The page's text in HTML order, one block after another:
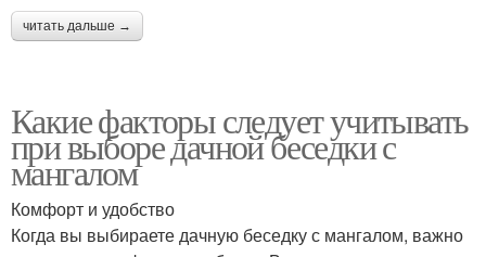
читать дальше →
Какие факторы следует учитывать
при выборе дачной беседки с
мангалом
Комфорт и удобство
Когда вы выбираете дачную беседку с мангалом, важно